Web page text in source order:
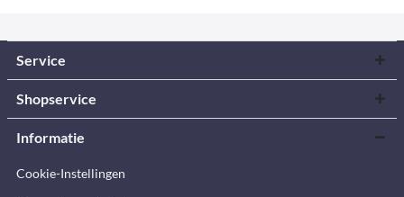
Service
Shopservice
Informatie
Cookie-Instellingen